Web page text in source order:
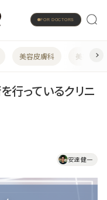
FOR DOCTORS
美容皮膚科 美容婦人
行っているクリニ
安達 健一